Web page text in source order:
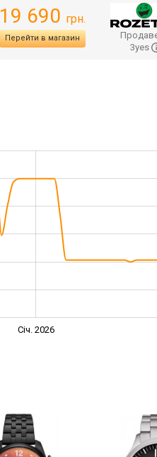
19 690 грн.
Перейти в магазин
3yes
Січ. 2026